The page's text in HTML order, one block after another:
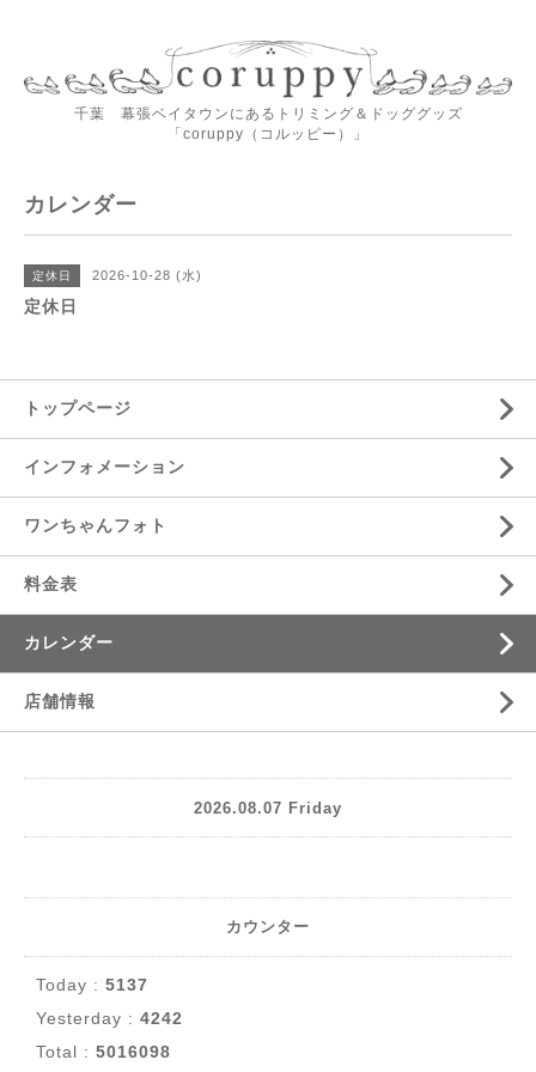
千葉 幕張ベイタウンにあるトリミング＆ドッググッズ
「coruppy（コルッピー）」
カレンダー
定休日 2026-10-28 (水)
定休日
トップページ
インフォメーション
ワンちゃんフォト
料金表
カレンダー
店舗情報
2026.08.07 Friday
カウンター
Today : 5137
Yesterday : 4242
Total : 5016098